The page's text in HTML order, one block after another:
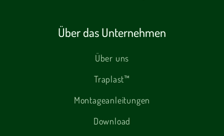
Über das Unternehmen
Über uns
Traplast™
Montageanleitungen
Download